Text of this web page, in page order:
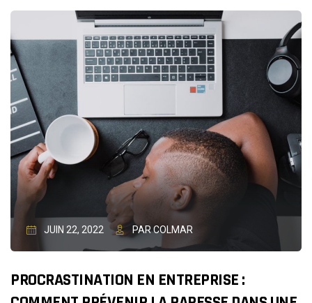
UNE
BONNE
GOUVERNANCE
D’ENTREPRISE
JUIN 22, 2022 PAR COLMAR
PROCRASTINATION EN ENTREPRISE :